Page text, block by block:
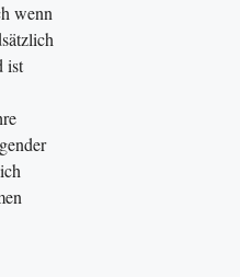
wenn
ist